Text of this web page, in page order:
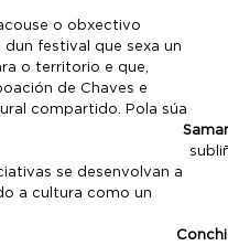
o obxectivo
festival que sexa un
o territorio e que,
de Chaves e
compartido. Pola súa
se desenvolvan a
a cultura como un
Conchi